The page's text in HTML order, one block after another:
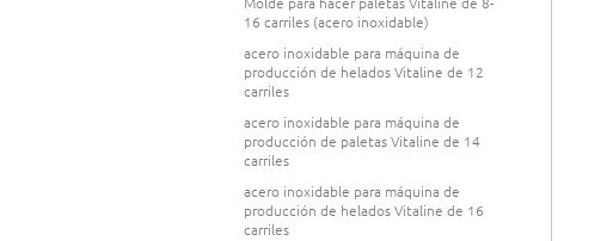
16 carriles (acero inoxidable)
acero inoxidable para máquina de
producción de helados Vitaline de 12
carriles
acero inoxidable para máquina de
producción de paletas Vitaline de 14
carriles
acero inoxidable para máquina de
producción de helados Vitaline de 16
carriles